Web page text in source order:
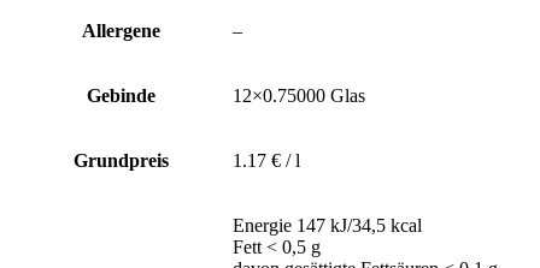
Allergene –
Gebinde 12×0.75000 Glas
Grundpreis 1.17 € / l
Energie 147 kJ/34,5 kcal
Fett < 0,5 g